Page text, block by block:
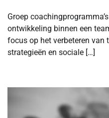
Groep
ontwikkeling binnen een
focus op het verbeteren van
strategieën en sociale […]